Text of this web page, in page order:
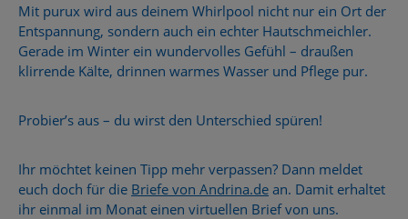
Mit purux wird aus deinem Whirlpool nicht nur ein Ort der
Entspannung, sondern auch ein echter Hautschmeichler.
Gerade im Winter ein wundervolles Gefühl – draußen
klirrende Kälte, drinnen warmes Wasser und Pflege pur.
Probier’s aus – du wirst den Unterschied spüren!
Ihr möchtet keinen Tipp mehr verpassen? Dann meldet
euch doch für die Briefe von Andrina.de an. Damit erhaltet
ihr einmal im Monat einen virtuellen Brief von uns.